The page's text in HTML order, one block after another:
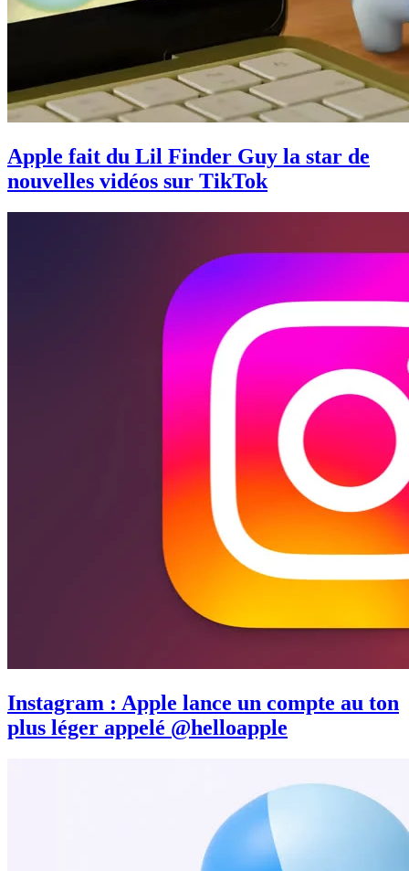
Apple fait du Lil Finder Guy la star de
nouvelles vidéos sur TikTok
Instagram : Apple lance un compte au ton
plus léger appelé @helloapple